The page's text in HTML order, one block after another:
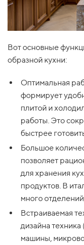
Вот основные
образной кухни:
Оптимальная
формирует
плитой и
работы. Это
быстрее
Большое
позволяет
для хранения
продуктов. В
много
Встраиваемая
дизайна
машины,